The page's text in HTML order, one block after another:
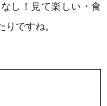
し！見て楽しい・食
ですね。